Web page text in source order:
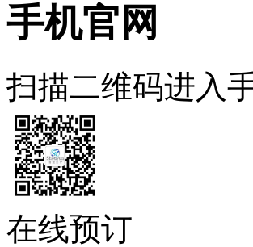
手机官网
扫描二维码进入
在线预订